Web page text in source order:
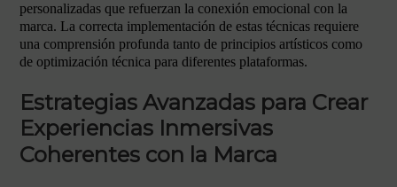
personalizadas que refuerzan la conexión emocional con la
marca. La correcta implementación de estas técnicas requiere
una comprensión profunda tanto de principios artísticos como
de optimización técnica para diferentes plataformas.
Estrategias Avanzadas para Crear
Experiencias Inmersivas
Coherentes con la Marca